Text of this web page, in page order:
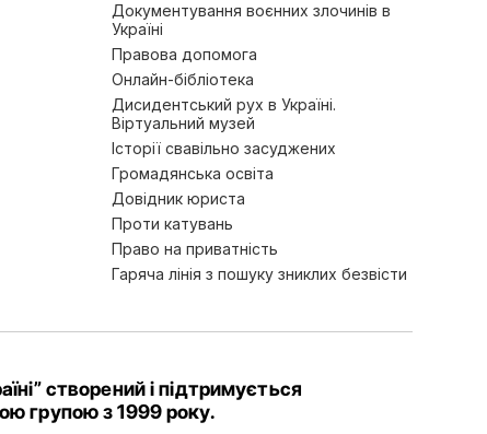
Документування воєнних злочинів в
Україні
Правова допомога
Онлайн-бібліотека
Дисидентський рух в Україні.
Віртуальний музей
Історії свавільно засуджених
Громадянська освіта
Довідник юриста
Проти катувань
Право на приватність
Гаряча лінія з пошуку зниклих безвісти
створений і підтримується
групою з 1999 року.